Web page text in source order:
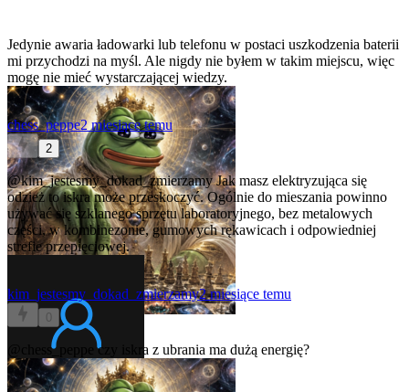
Jedynie awaria ładowarki lub telefonu w postaci uszkodzenia baterii
mi przychodzi na myśl. Ale nigdy nie byłem w takim miejscu, więc
mogę nie mieć wystarczającej wiedzy.
chess_peppe2 miesiące temu
2
@kim_jestesmy_dokad_zmierzamyJak masz elektryzująca się
odzież to iskra może przeskoczyć. Ogólnie do mieszania powinno
używać się szklanego sprzętu laboratoryjnego, bez metalowych
części, w kombinezonie, gumowych rękawicach i odpowiedniej
strefie przepięciowej.
kim_jestesmy_dokad_zmierzamy2 miesiące temu
0
@chess_peppe czy iskra z ubrania ma dużą energię?